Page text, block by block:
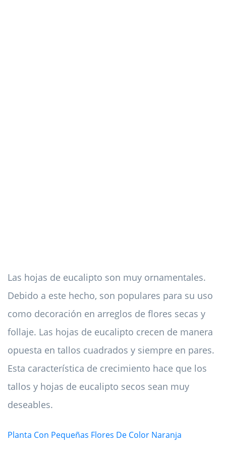
Las hojas de eucalipto son muy ornamentales.
Debido a este hecho, son populares para su uso
como decoración en arreglos de flores secas y
follaje. Las hojas de eucalipto crecen de manera
opuesta en tallos cuadrados y siempre en pares.
Esta característica de crecimiento hace que los
tallos y hojas de eucalipto secos sean muy
deseables.
Planta Con Pequeñas Flores De Color Naranja